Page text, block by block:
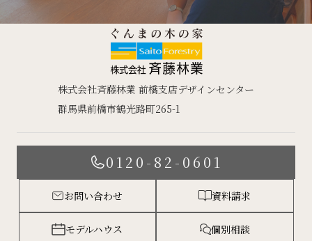
株式会社斉藤林業 前橋支店デザインセンター
群馬県前橋市鶴光路町265-1
0120-82-0601
お問い合わせ 資料請求
モデルハウス 個別相談